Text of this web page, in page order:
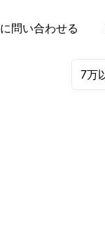
問い合わせる